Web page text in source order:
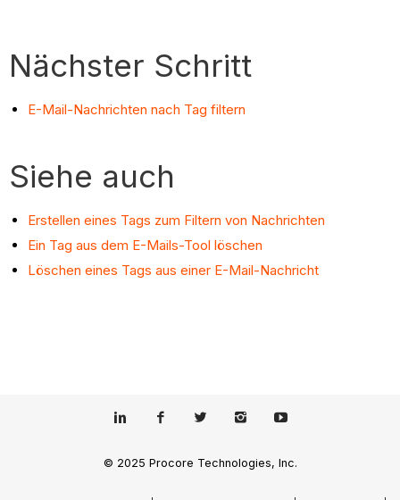
Nächster Schritt
E-Mail-Nachrichten nach Tag filtern
Siehe auch
Erstellen eines Tags zum Filtern von Nachrichten
Ein Tag aus dem E-Mails-Tool löschen
Löschen eines Tags aus einer E-Mail-Nachricht
© 2025 Procore Technologies, Inc.